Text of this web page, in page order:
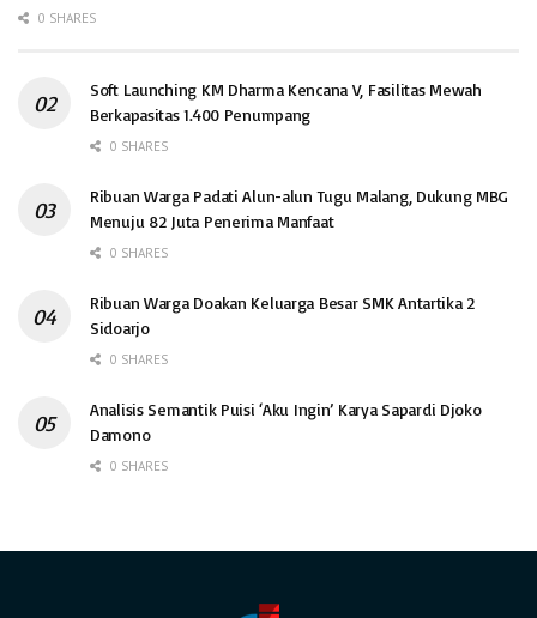
0 SHARES
Soft Launching KM Dharma Kencana V, Fasilitas Mewah
Berkapasitas 1.400 Penumpang
0 SHARES
Ribuan Warga Padati Alun-alun Tugu Malang, Dukung MBG
Menuju 82 Juta Penerima Manfaat
0 SHARES
Ribuan Warga Doakan Keluarga Besar SMK Antartika 2
Sidoarjo
0 SHARES
Analisis Semantik Puisi ‘Aku Ingin’ Karya Sapardi Djoko
Damono
0 SHARES